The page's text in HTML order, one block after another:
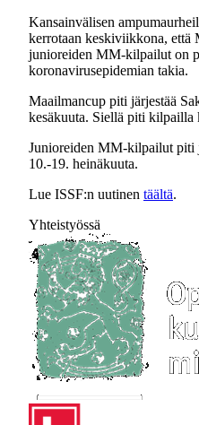
Kansainvälisen
kerrotaan keskiviikkona, että
junioreiden MM-kilpailut on
koronavirusepidemian takia.
Maailmancup piti järjestää
kesäkuuta. Siellä piti kilpailla
Junioreiden MM-kilpailut piti
10.-19. heinäkuuta.
Lue ISSF:n uutinen täältä.
Yhteistyössä